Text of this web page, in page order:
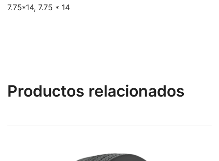
7.75*14, 7.75 * 14
Productos relacionados